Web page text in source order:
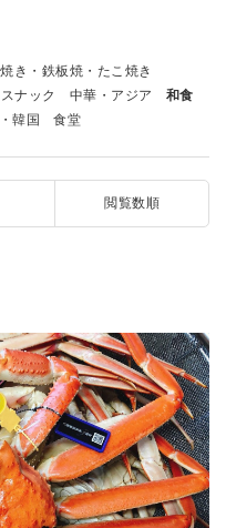
き・鉄板焼・たこ焼き
ナック 中華・アジア
和食
韓国 食堂
閲覧数順